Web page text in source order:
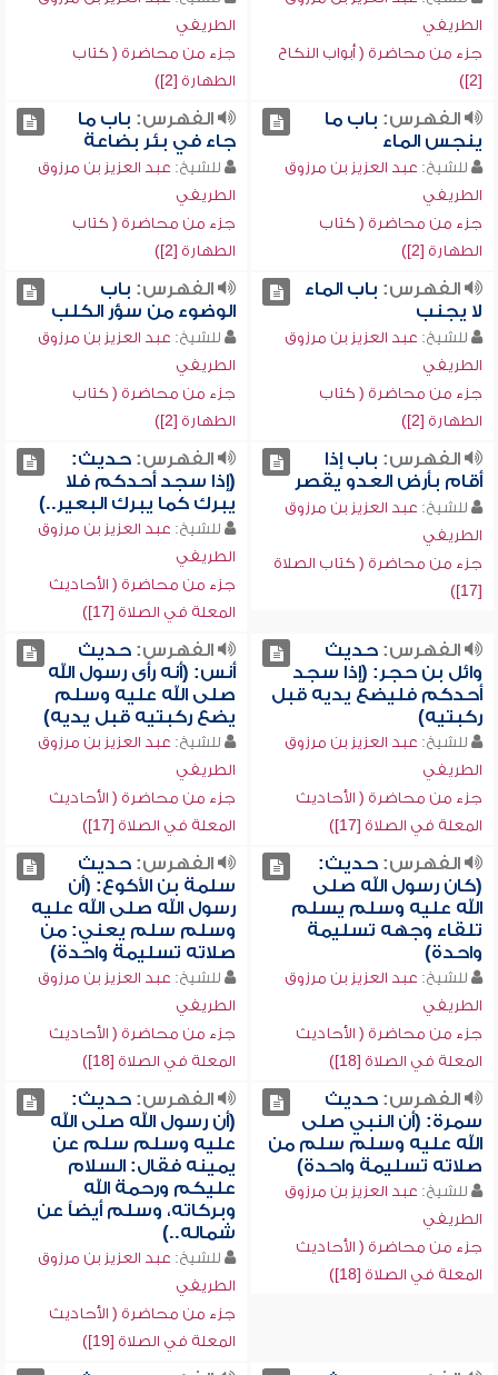
الطريفي
جزء من محاضرة ( أبواب النكاح
[2])
الطريفي
جزء من محاضرة ( كتاب
الطهارة [2])
الفهرس: باب ما
ينجس الماء
للشيخ: عبد العزيز بن مرزوق
الطريفي
جزء من محاضرة ( كتاب
الطهارة [2])
الفهرس: باب ما
جاء في بئر بضاعة
للشيخ: عبد العزيز بن مرزوق
الطريفي
جزء من محاضرة ( كتاب
الطهارة [2])
الفهرس: باب الماء
لا يجنب
للشيخ: عبد العزيز بن مرزوق
الطريفي
جزء من محاضرة ( كتاب
الطهارة [2])
الفهرس: باب
الوضوء من سؤر الكلب
للشيخ: عبد العزيز بن مرزوق
الطريفي
جزء من محاضرة ( كتاب
الطهارة [2])
الفهرس: باب إذا
أقام بأرض العدو يقصر
للشيخ: عبد العزيز بن مرزوق
الطريفي
جزء من محاضرة ( كتاب الصلاة
[17])
الفهرس:حديث:
(إذا سجد أحدكم فلا
يبرك كما يبرك البعير..)
للشيخ: عبد العزيز بن مرزوق
الطريفي
جزء من محاضرة ( الأحاديث
المعلة في الصلاة [17])
الفهرس:حديث
وائل بن حجر: (إذا سجد
أحدكم فليضع يديه قبل
ركبتيه)
للشيخ: عبد العزيز بن مرزوق
الطريفي
جزء من محاضرة ( الأحاديث
المعلة في الصلاة [17])
الفهرس:حديث
أنس: (أنه رأى رسول الله
صلى الله عليه وسلم
يضع ركبتيه قبل يديه)
للشيخ: عبد العزيز بن مرزوق
الطريفي
جزء من محاضرة ( الأحاديث
المعلة في الصلاة [17])
الفهرس:حديث:
(كان رسول الله صلى
الله عليه وسلم يسلم
تلقاء وجهه تسليمة
واحدة)
للشيخ: عبد العزيز بن مرزوق
الطريفي
جزء من محاضرة ( الأحاديث
المعلة في الصلاة [18])
الفهرس:حديث
سلمة بن الأكوع: (أن
رسول الله صلى الله عليه
وسلم سلم يعني: من
صلاته تسليمة واحدة)
للشيخ: عبد العزيز بن مرزوق
الطريفي
جزء من محاضرة ( الأحاديث
المعلة في الصلاة [18])
الفهرس:حديث
سمرة: (أن النبي صلى
الله عليه وسلم سلم من
صلاته تسليمة واحدة)
للشيخ: عبد العزيز بن مرزوق
الطريفي
جزء من محاضرة ( الأحاديث
المعلة في الصلاة [18])
الفهرس:حديث:
(أن رسول الله صلى الله
عليه وسلم سلم عن
يمينه فقال: السلام
عليكم ورحمة الله
وبركاته، وسلم أيضاً عن
شماله..)
للشيخ: عبد العزيز بن مرزوق
الطريفي
جزء من محاضرة ( الأحاديث
المعلة في الصلاة [19])